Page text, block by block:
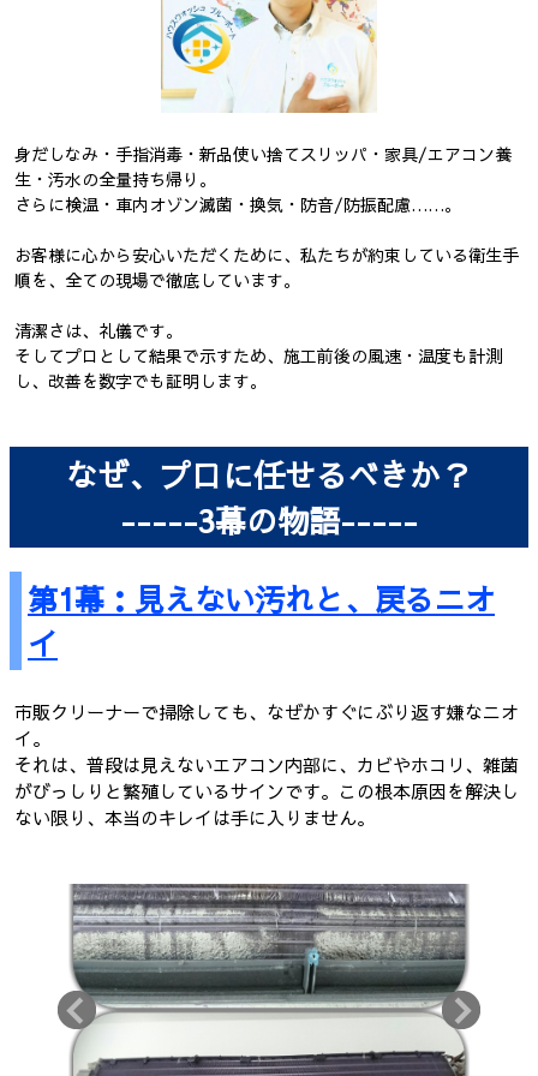
身だしなみ・手指消毒・新品使い捨てスリッパ・家具/エアコン養
生・汚水の全量持ち帰り。
さらに検温・車内オゾン滅菌・換気・防音/防振配慮……。
お客様に心から安心いただくために、私たちが約束している衛生手
順を、全ての現場で徹底しています。
清潔さは、礼儀です。
そしてプロとして結果で示すため、施工前後の風速・温度も計測
し、改善を数字でも証明します。
なぜ、プロに任せるべきか？
-----3幕の物語-----
第1幕：見えない汚れと、戻るニオ
イ
市販クリーナーで掃除しても、なぜかすぐにぶり返す嫌なニオ
イ。
それは、普段は見えないエアコン内部に、カビやホコリ、雑菌
がびっしりと繁殖しているサインです。この根本原因を解決し
ない限り、本当のキレイは手に入りません。